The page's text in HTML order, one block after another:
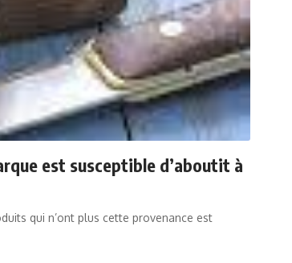
est susceptible d’aboutit à
qui n’ont plus cette provenance est